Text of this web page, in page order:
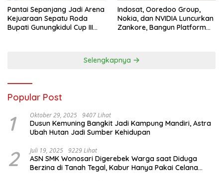
Pantai Sepanjang Jadi Arena
Kejuaraan Sepatu Roda
Bupati Gunungkidul Cup III
Indosat, Ooredoo Group,
Nokia, dan NVIDIA Luncurkan
Zankore, Bangun Platform
Selengkapnya
Popular Post
1 Oktober 29, 2025 9407 Lihat
Dusun Kemuning Bangkit Jadi Kampung Mandiri, Astra
Ubah Hutan Jadi Sumber Kehidupan
2 Juli 19, 2025 9229 Lihat
ASN SMK Wonosari Digerebek Warga saat Diduga
Berzina di Tanah Tegal, Kabur Hanya Pakai Celana